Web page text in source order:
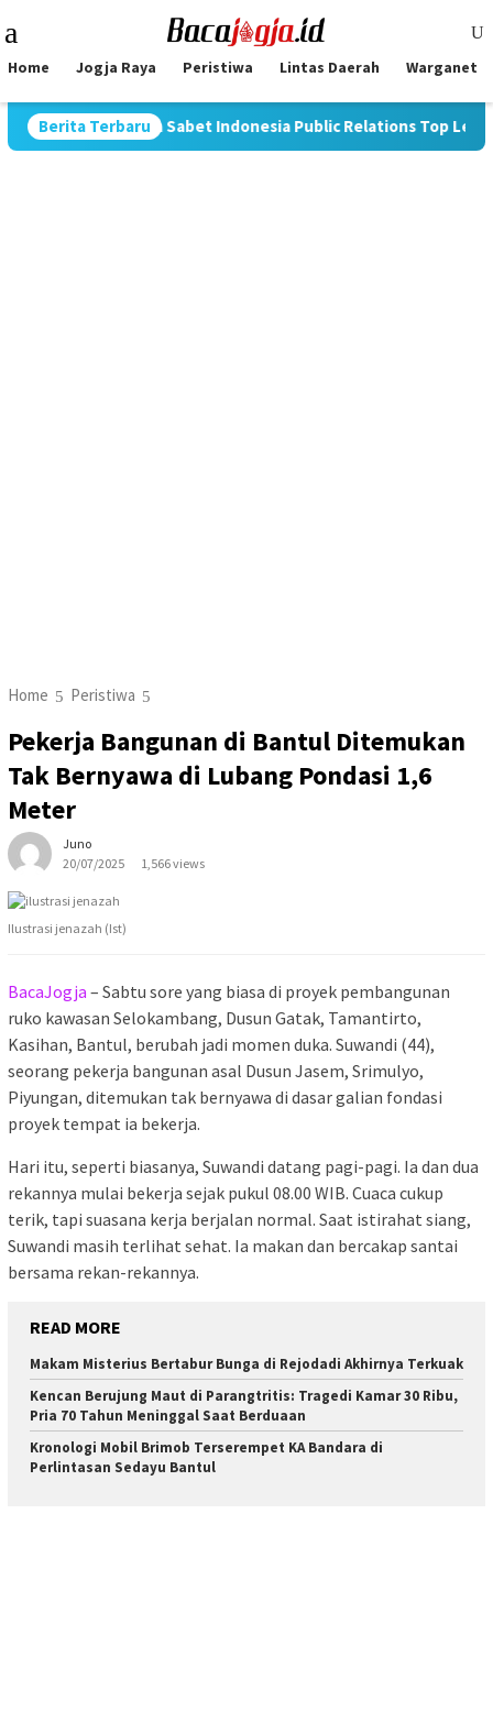
to
Menu
Home Jogja Raya Peristiwa Lintas Daerah Warganet
Berita Terbaru
Nugraha Sabet Indonesia Public Relations Top Leader 2026
Home Peristiwa
Pekerja Bangunan di Bantul Ditemukan
Tak Bernyawa di Lubang Pondasi 1,6
Meter
Juno
20/07/2025
1,566 views
Ilustrasi jenazah (Ist)
BacaJogja – Sabtu sore yang biasa di proyek pembangunan
ruko kawasan Selokambang, Dusun Gatak, Tamantirto,
Kasihan, Bantul, berubah jadi momen duka. Suwandi (44),
seorang pekerja bangunan asal Dusun Jasem, Srimulyo,
Piyungan, ditemukan tak bernyawa di dasar galian fondasi
proyek tempat ia bekerja.
Hari itu, seperti biasanya, Suwandi datang pagi-pagi. Ia dan dua
rekannya mulai bekerja sejak pukul 08.00 WIB. Cuaca cukup
terik, tapi suasana kerja berjalan normal. Saat istirahat siang,
Suwandi masih terlihat sehat. Ia makan dan bercakap santai
bersama rekan-rekannya.
READ MORE
Makam Misterius Bertabur Bunga di Rejodadi Akhirnya Terkuak
Kencan Berujung Maut di Parangtritis: Tragedi Kamar 30 Ribu,
Pria 70 Tahun Meninggal Saat Berduaan
Kronologi Mobil Brimob Terserempet KA Bandara di
Perlintasan Sedayu Bantul